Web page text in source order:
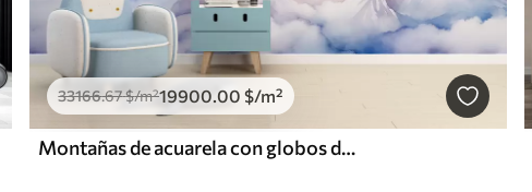
33166.67$/m²19900 .00 $/m²
Montañas de acuarela con globos de aire, etéreo